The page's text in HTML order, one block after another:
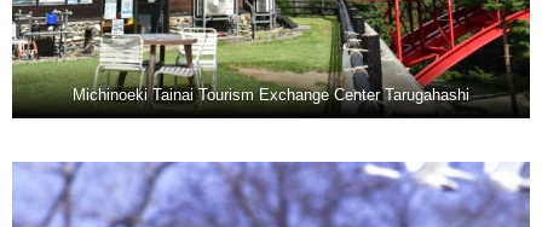
Michinoeki Tainai Tourism Exchange Center Tarugahashi